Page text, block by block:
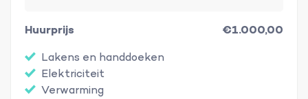
Huurprijs
€1.000,00
Lakens en handdoeken
Elektriciteit
Verwarming